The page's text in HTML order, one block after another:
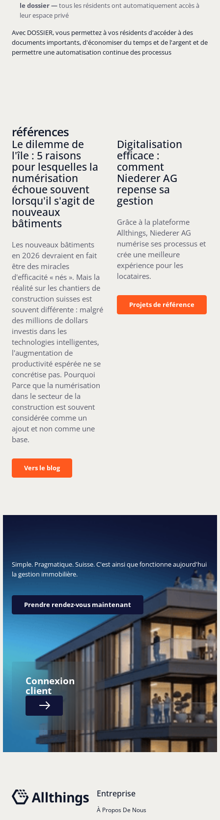
le dossier —tous les résidents ont automatiquement accès à
leur espace privé
Avec DOSSIER, vous permettez à vos résidents d'accéder à des
documents importants, d'économiser du temps et de l'argent et de
permettre une automatisation continue des processus
références
Le dilemme de
l'île : 5 raisons
pour lesquelles la
numérisation
échoue souvent
lorsqu'il s'agit de
nouveaux
bâtiments
Les nouveaux bâtiments
en 2026 devraient en fait
être des miracles
d'efficacité « nés ». Mais la
réalité sur les chantiers de
construction suisses est
souvent différente : malgré
des millions de dollars
investis dans les
technologies intelligentes,
l'augmentation de
productivité espérée ne se
concrétise pas. Pourquoi
Parce que la numérisation
dans le secteur de la
construction est souvent
considérée comme un
ajout et non comme une
base.
Vers le blog
Vers le blog
Digitalisation
efficace :
comment
Niederer AG
repense sa
gestion
Grâce à la plateforme
Allthings, Niederer AG
numérise ses processus et
crée une meilleure
expérience pour les
locataires.
Projets de référence
Projets de référence
Simple. Pragmatique. Suisse. C'est ainsi que fonctionne aujourd'hui
la gestion immobilière.
Prendre rendez-vous maintenant
Prendre rendez-vous maintenant
Connexion
client
Entreprise
À Propos De Nous